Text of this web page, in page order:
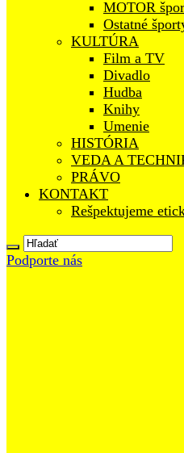
MOTOR
Ostatné
KULTÚRA
Film a TV
Divadlo
Hudba
Knihy
Umenie
HISTÓRIA
VEDA A
PRÁVO
KONTAKT
Rešpektujeme
Podporte nás